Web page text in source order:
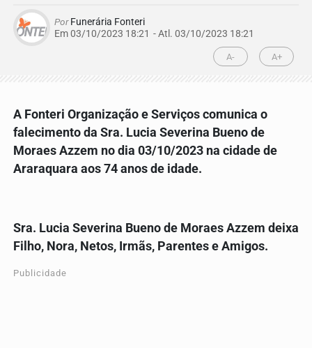
PorFunerária Fonteri
Em 03/10/2023 18:21 - Atl. 03/10/2023 18:21
A- A+
A Fonteri Organização e Serviços comunica o
falecimento da Sra. Lucia Severina Bueno de
Moraes Azzem no dia 03/10/2023 na cidade de
Araraquara aos 74 anos de idade.
Sra. Lucia Severina Bueno de Moraes Azzem deixa
Filho, Nora, Netos, Irmãs, Parentes e Amigos.
Publicidade